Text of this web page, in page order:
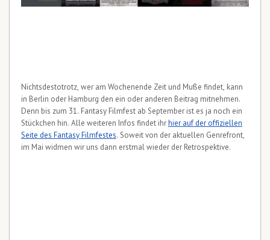
Nichtsdestotrotz, wer am Wochenende Zeit und Muße findet, kann
in Berlin oder Hamburg den ein oder anderen Beitrag mitnehmen.
Denn bis zum 31. Fantasy Filmfest ab September ist es ja noch ein
Stückchen hin. Alle weiteren Infos findet ihrhier auf der offiziellen
Seite des Fantasy Filmfestes. Soweit von der aktuellen Genrefront,
im Mai widmen wir uns dann erstmal wieder der Retrospektive.